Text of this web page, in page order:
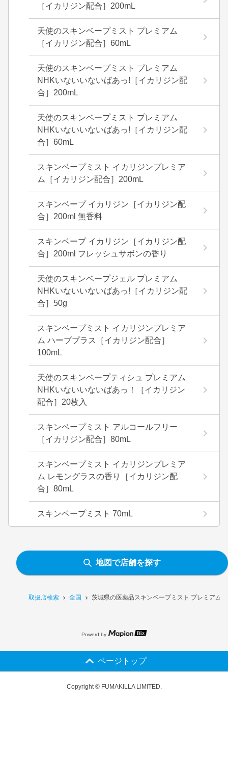
取扱店検索 全国 茨城県の医薬品スキンベープミスト プレミアム
［イカリジン配合］200mL
天使のスキンベープミスト プレミアム
［イカリジン配合］60mL
天使のスキンベープミスト プレミアム
NHKいないいないばあっ!［イカリジン配
合］200mL
天使のスキンベープミスト プレミアム
NHKいないいないばあっ!［イカリジン配
合］60mL
スキンベープミスト イカリジンプレミア
ム［イカリジン配合］200mL
スキンベープ イカリジン［イカリジン配
合］200ml 無香料
スキンベープ イカリジン［イカリジン配
合］200ml フレッシュサボンの香り
天使のスキンベープジェル プレミアム
NHKいないいないばあっ!［イカリジン配
合］50g
スキンベープミスト イカリジンプレミア
ム ハーブプラス［イカリジン配合］
100mL
天使のスキンベープティシュ プレミアム
NHKいないいないばあっ！［イカリジン
配合］20枚入
スキンベープミスト アルコールフリー
［イカリジン配合］80mL
スキンベープミスト イカリジンプレミア
ム レモングラスの香り［イカリジン配
合］80mL
スキンベープミスト 70mL
地図で店舗を探す
Powerd by
ページトップ
Copyright © FUMAKILLA LIMITED.